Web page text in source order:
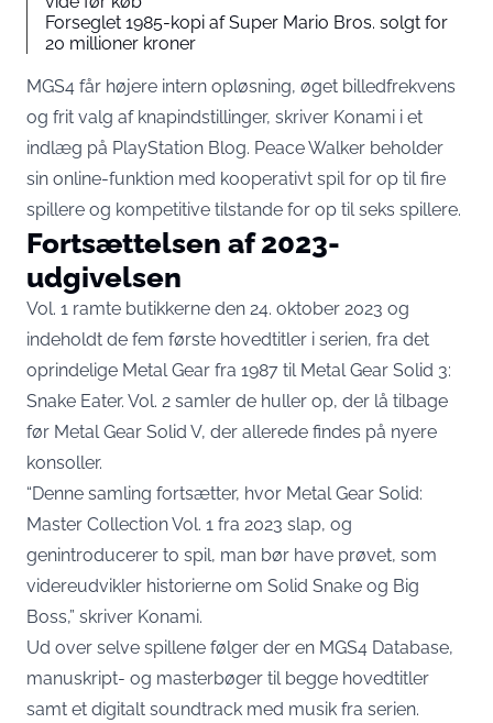
Forseglet 1985-kopi af Super Mario Bros. solgt for
20 millioner kroner
MGS4 får højere intern opløsning, øget billedfrekvens
og frit valg af knapindstillinger, skriver Konami i et
indlæg på PlayStation Blog. Peace Walker beholder
sin online-funktion med kooperativt spil for op til fire
spillere og kompetitive tilstande for op til seks spillere.
Fortsættelsen af 2023-
udgivelsen
Vol. 1 ramte butikkerne den 24. oktober 2023 og
indeholdt de fem første hovedtitler i serien, fra det
oprindelige Metal Gear fra 1987 til Metal Gear Solid 3:
Snake Eater. Vol. 2 samler de huller op, der lå tilbage
før Metal Gear Solid V, der allerede findes på nyere
konsoller.
“Denne samling fortsætter, hvor Metal Gear Solid:
Master Collection Vol. 1 fra 2023 slap, og
genintroducerer to spil, man bør have prøvet, som
videreudvikler historierne om Solid Snake og Big
Boss,” skriver Konami.
Ud over selve spillene følger der en MGS4 Database,
manuskript- og masterbøger til begge hovedtitler
samt et digitalt soundtrack med musik fra serien.